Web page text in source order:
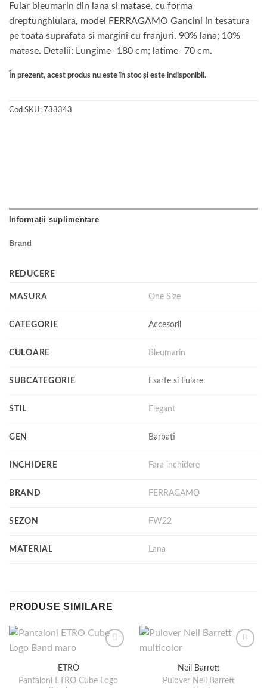
Fular bleumarin din lana si matase, cu forma
dreptunghiulara, model FERRAGAMO Gancini in tesatura
pe toata suprafata si margini cu franjuri. 90% lana; 10%
matase. Detalii: Lungime- 180 cm; latime- 70 cm.
În prezent, acest produs nu este în stoc și este indisponibil.
Cod SKU: 733343
Informații suplimentare
Brand
REDUCERE
MASURA One Size
CATEGORIE Accesorii
CULOARE Bleumarin
SUBCATEGORIE Esarfe si Fulare
STIL Elegant
GEN Barbati
INCHIDERE Fara inchidere
BRAND FERRAGAMO
SEZON FW22
MATERIAL Lana
PRODUSE SIMILARE
ETRO
Pantaloni ETRO Cube Logo
Neil Barrett
Pulover Neil Barrett